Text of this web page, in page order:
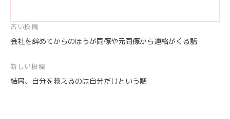
投
稿
ナ
ビ
古い投稿
会社を辞めてからのほうが同僚や元同僚から連絡がくる話
新しい投稿
結局、自分を救えるのは自分だけという話